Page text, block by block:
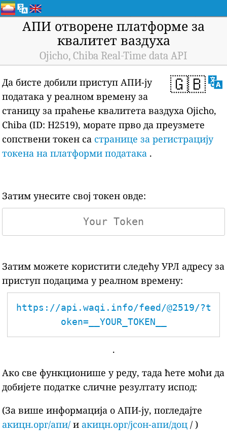
АПИ отворене платформе за
квалитет ваздуха
Ojicho, Chiba Real-Time data API
🇬🇧
Да бисте добили приступ АПИ-ју
података у реалном времену за
станицу за праћење квалитета ваздуха Ojicho,
Chiba (ID: H2519), морате прво да преузмете
сопствени токен са странице за регистрацију
токена на платформи података .
Затим унесите свој токен овде:
Затим можете користити следећу УРЛ адресу за
приступ подацима у реалном времену:
https://api.waqi.info/feed/@2519/?t
oken=__YOUR_TOKEN__
.
Ако све функционише у реду, тада ћете моћи да
добијете податке сличне резултату испод:
(За више информација о АПИ-ју, погледајте
акицн.орг/апи/ и акицн.орг/јсон-апи/доц / )